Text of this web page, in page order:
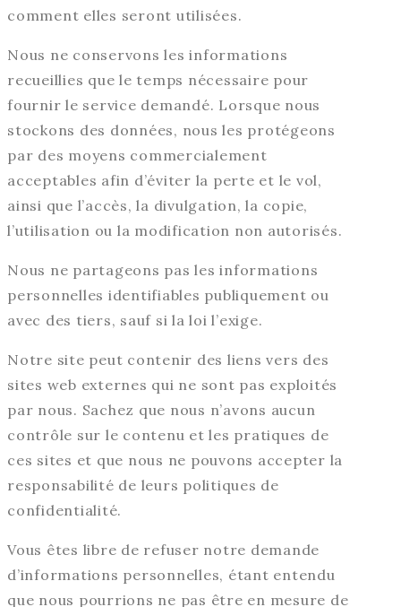
comment elles seront utilisées.
Nous ne conservons les informations
recueillies que le temps nécessaire pour
fournir le service demandé. Lorsque nous
stockons des données, nous les protégeons
par des moyens commercialement
acceptables afin d’éviter la perte et le vol,
ainsi que l’accès, la divulgation, la copie,
l’utilisation ou la modification non autorisés.
Nous ne partageons pas les informations
personnelles identifiables publiquement ou
avec des tiers, sauf si la loi l’exige.
Notre site peut contenir des liens vers des
sites web externes qui ne sont pas exploités
par nous. Sachez que nous n’avons aucun
contrôle sur le contenu et les pratiques de
ces sites et que nous ne pouvons accepter la
responsabilité de leurs politiques de
confidentialité.
Vous êtes libre de refuser notre demande
d’informations personnelles, étant entendu
que nous pourrions ne pas être en mesure de